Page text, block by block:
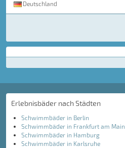
Deutschland
Erlebnisbäder nach Städten
Schwimmbäder in Berlin
Schwimmbäder in Frankfurt am Main
Schwimmbäder in Hamburg
Schwimmbäder in Karlsruhe